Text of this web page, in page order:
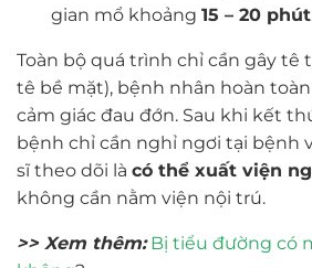
gian mổ khoảng 15 – 20 phút
Toàn bộ quá trình chỉ cần gây tê
tê bề mặt), bệnh nhân hoàn
cảm giác đau đớn. Sau khi kết
bệnh chỉ cần nghỉ ngơi tại bệnh
sĩ theo dõi là có thể xuất viện
không cần nằm viện nội trú.
>> Xem thêm: Bị tiểu đường có